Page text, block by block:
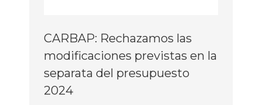
CARBAP: Rechazamos las
modificaciones previstas en la
separata del presupuesto
2024